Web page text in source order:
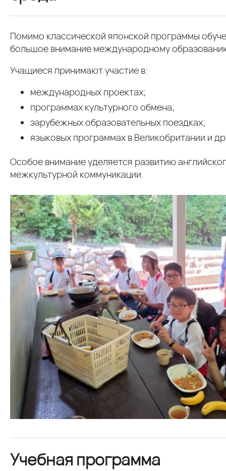
Помимо классической японской программы
большое внимание международному
Учащиеся принимают участие в:
международных проектах;
программах культурного обмена;
зарубежных образовательных поездках;
языковых программах в Великобритании и
Особое внимание уделяется развитию
межкультурной коммуникации.
Учебная программа